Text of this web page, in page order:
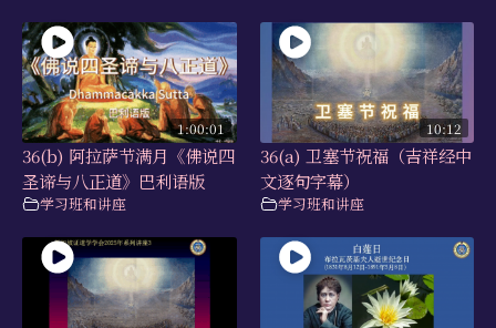
1:00:01
36(b) 阿拉萨节满月《佛说四
圣谛与八正道》巴利语版
学习班和讲座
10:12
36(a) 卫塞节祝福（吉祥经中
文逐句字幕）
学习班和讲座